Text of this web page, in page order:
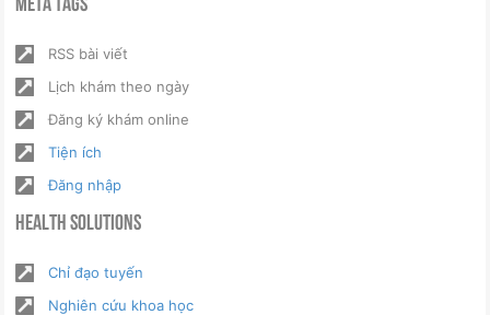
RSS bài viết
Lịch khám theo ngày
Đăng ký khám online
Tiện ích
Đăng nhập
Health Solutions
Chỉ đạo tuyến
Nghiên cứu khoa học